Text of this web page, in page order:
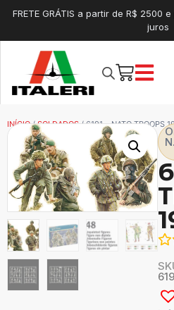
FRETE GRÁTIS a partir de R$ 2500
juros
INÍCIO/SOLDADOS/ 6191 – NATO TROOPS